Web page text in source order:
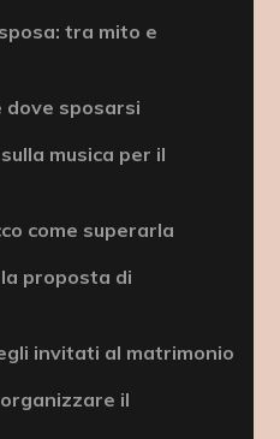
tra mito e
dove sposarsi
musica per il
come superarla
proposta di
invitati al matrimonio
il